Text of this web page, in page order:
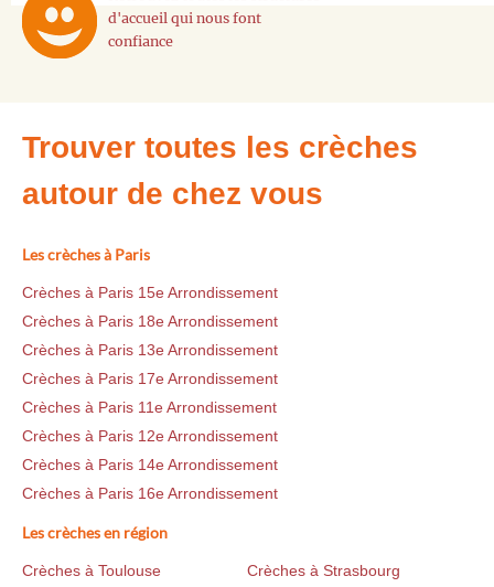
d'accueil qui nous font
confiance
Trouver toutes les crèches
autour de chez vous
Les crèches à Paris
Crèches à Paris 15e Arrondissement
Crèches à Paris 18e Arrondissement
Crèches à Paris 13e Arrondissement
Crèches à Paris 17e Arrondissement
Crèches à Paris 11e Arrondissement
Crèches à Paris 12e Arrondissement
Crèches à Paris 14e Arrondissement
Crèches à Paris 16e Arrondissement
Les crèches en région
Crèches à Toulouse
Crèches à Strasbourg